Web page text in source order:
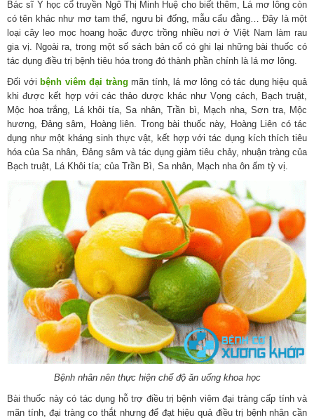
Bác sĩ Y học cổ truyền Ngô Thị Minh Huệ cho biết thêm, Lá mơ lông còn
có tên khác như mơ tam thể, ngưu bì đống, mẫu cẩu đằng… Đây là một
loại cây leo mọc hoang hoặc được trồng nhiều nơi ở Việt Nam làm rau
gia vị. Ngoài ra, trong một số sách bản cổ có ghi lại những bài thuốc có
tác dụng điều trị bệnh tiêu hóa trong đó thành phần chính là lá mơ lông.
Đối vớibệnh viêm đại tràng mãn tính, lá mơ lông có tác dụng hiệu quả
khi được kết hợp với các thảo dược khác như Vọng cách, Bạch truật,
Mộc hoa trắng, Lá khôi tía, Sa nhân, Trần bì, Mạch nha, Sơn tra, Mộc
hương, Đảng sâm, Hoàng liên. Trong bài thuốc này, Hoàng Liên có tác
dụng như một kháng sinh thực vật, kết hợp với tác dụng kích thích tiêu
hóa của Sa nhân, Đảng sâm và tác dụng giảm tiêu chảy, nhuận tràng của
Bạch truật, Lá Khôi tía; của Trần Bì, Sa nhân, Mạch nha ôn ấm tỳ vị.
Bệnh nhân nên thực hiện chế độ ăn uống khoa học
Bài thuốc này có tác dụng hỗ trợ điều trị bệnh viêm đại tràng cấp tính và
mãn tính, đại tràng co thắt nhưng để đạt hiệu quả điều trị bệnh nhân cần